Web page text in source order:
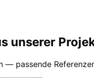
unserer
— passende